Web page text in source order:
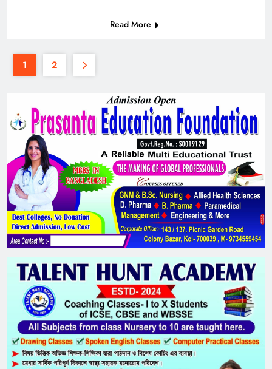
Read More
1 2